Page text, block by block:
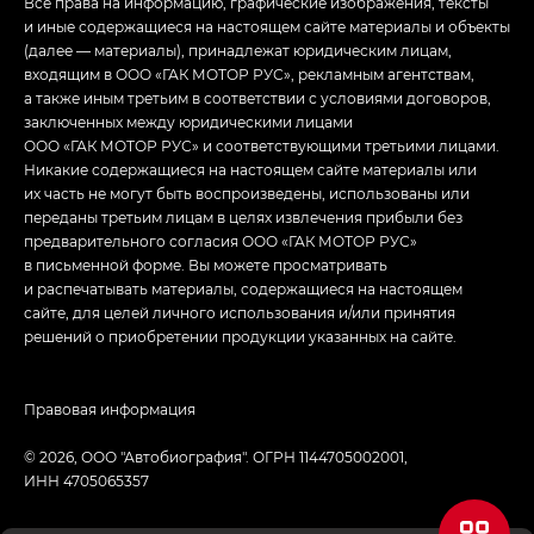
и иные содержащиеся на настоящем сайте материалы и объекты
(далее — материалы), принадлежат юридическим лицам,
входящим в ООО «ГАК МОТОР РУС», рекламным агентствам,
а также иным третьим в соответствии с условиями договоров,
заключенных между юридическими лицами
ООО «ГАК МОТОР РУС» и соответствующими третьими лицами.
Никакие содержащиеся на настоящем сайте материалы или
их часть не могут быть воспроизведены, использованы или
переданы третьим лицам в целях извлечения прибыли без
предварительного согласия ООО «ГАК МОТОР РУС»
в письменной форме. Вы можете просматривать
и распечатывать материалы, содержащиеся на настоящем
сайте, для целей личного использования и/или принятия
решений о приобретении продукции указанных на сайте.
© 2026, ООО "Автобиография". ОГРН 1144705002001,
ИНН 4705065357
Правовая информация